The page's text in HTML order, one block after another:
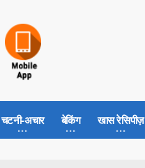
चटनी-अचार बेकिंग खास रेसिपीज़